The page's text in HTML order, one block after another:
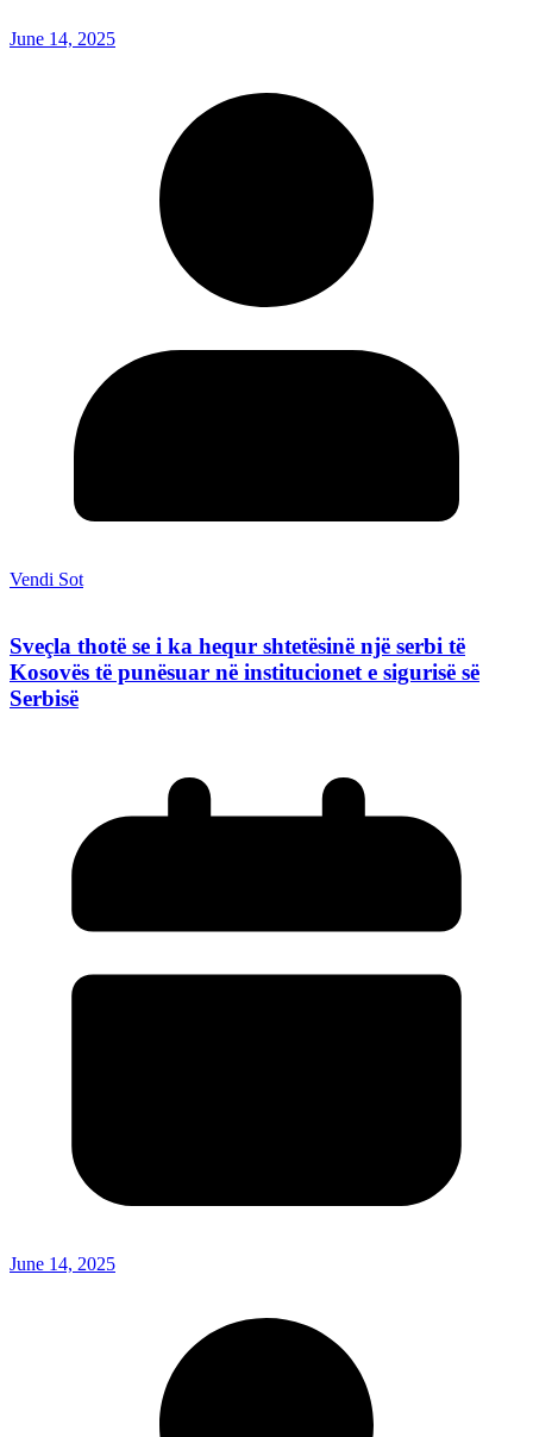
June 14, 2025
Vendi Sot
Sveçla thotë se i ka hequr shtetësinë një serbi të
Kosovës të punësuar në institucionet e sigurisë së
Serbisë
June 14, 2025